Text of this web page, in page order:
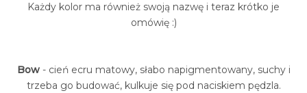
Każdy kolor ma również swoją nazwę i teraz krótko je
omówię :)
Bow- cień ecru matowy, słabo napigmentowany, suchy i
trzeba go budować, kulkuje się pod naciskiem pędzla.